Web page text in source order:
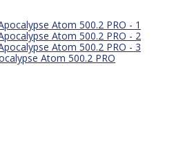
Atom 500.2 PRO